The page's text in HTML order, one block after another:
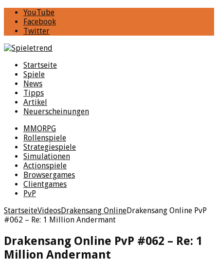
YouTube
Facebook
Twitter
Startseite
Spiele
News
Tipps
Artikel
Neuerscheinungen
MMORPG
Rollenspiele
Strategiespiele
Simulationen
Actionspiele
Browsergames
Clientgames
PvP
StartseiteVideosDrakensang OnlineDrakensang Online PvP
#062 – Re: 1 Million Andermant
Drakensang Online PvP #062 – Re: 1
Million Andermant